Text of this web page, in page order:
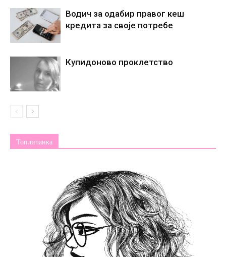
Водич за одабир правог кеш
кредита за своје потребе
Купидоново проклетство
Топличанка